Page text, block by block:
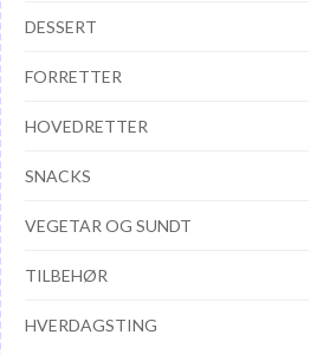
DESSERT
FORRETTER
HOVEDRETTER
SNACKS
VEGETAR OG SUNDT
TILBEHØR
HVERDAGSTING